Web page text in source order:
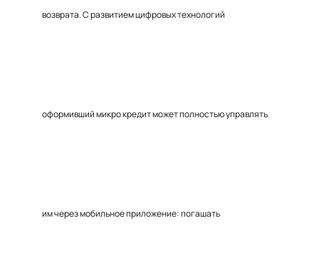
возврата. С развитием цифровых технологий
оформивший микро кредит может полностью управлять
им через мобильное приложение: погашать